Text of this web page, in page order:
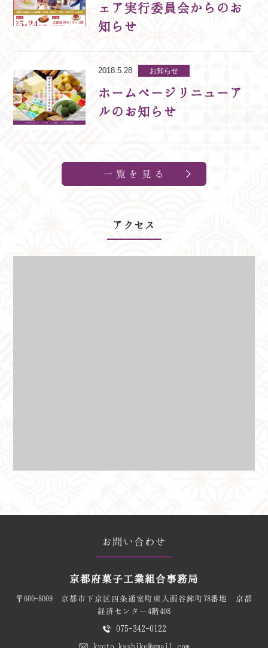
ェア実行委員会からのお
知らせ
2018.5.28 お知らせ
ホームページリニューア
ルのお知らせ
一覧を見る
アクセス
お問い合わせ
京都府菓子工業組合事務局
〒600-8009 京都市下京区四条通室町東入函谷鉾町78番地 京都
経済センター4階408
075-342-0122